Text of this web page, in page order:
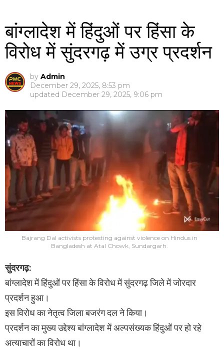
बांग्लादेश में हिंदुओं पर हिंसा के
विरोध में सुंदरगढ़ में उग्र प्रदर्शन
by Admin
December 29, 2025, 8:53 pm
updated December 29, 2025, 9:06 pm
Bajrang Dal activists protesting against violence on Hindus in
Bangladesh at Atal Chowk, Sundargarh.
सुंदरगढ़:
बांग्लादेश में हिंदुओं पर हिंसा के विरोध में सुंदरगढ़ जिले में जोरदार
प्रदर्शन हुआ।
इस विरोध का नेतृत्व जिला बजरंग दल ने किया।
प्रदर्शन का मुख्य उद्देश्य बांग्लादेश में अल्पसंख्यक हिंदुओं पर हो रहे
अत्याचारों का विरोध था।